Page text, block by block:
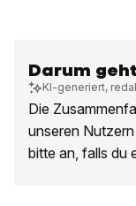
Darum
KI-generiert,
Die
unseren
bitte an, falls du